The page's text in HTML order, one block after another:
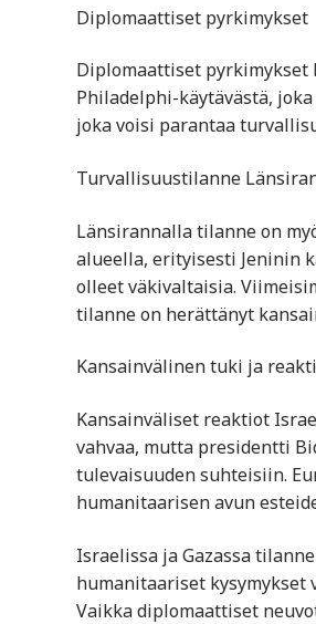
Diplomaattiset pyrkimykset
Diplomaattiset pyrkimykset
Philadelphi-käytävästä,
joka voisi parantaa
Turvallisuustilanne
Länsirannalla tilanne on
alueella, erityisesti Jeninin
olleet väkivaltaisia.
tilanne on herättänyt
Kansainvälinen tuki ja
Kansainväliset reaktiot
vahvaa, mutta presidentti
tulevaisuuden suhteisiin.
humanitaarisen avun
Israelissa ja Gazassa
humanitaariset
Vaikka diplomaattiset